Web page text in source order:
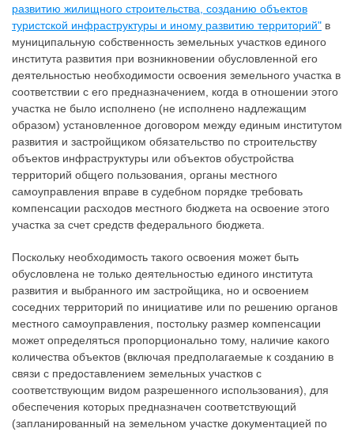
развитию жилищного строительства, созданию объектов
туристской инфраструктуры и иному развитию территорий" в
муниципальную собственность земельных участков единого
института развития при возникновении обусловленной его
деятельностью необходимости освоения земельного участка в
соответствии с его предназначением, когда в отношении этого
участка не было исполнено (не исполнено надлежащим
образом) установленное договором между единым институтом
развития и застройщиком обязательство по строительству
объектов инфраструктуры или объектов обустройства
территорий общего пользования, органы местного
самоуправления вправе в судебном порядке требовать
компенсации расходов местного бюджета на освоение этого
участка за счет средств федерального бюджета.
Поскольку необходимость такого освоения может быть
обусловлена не только деятельностью единого института
развития и выбранного им застройщика, но и освоением
соседних территорий по инициативе или по решению органов
местного самоуправления, постольку размер компенсации
может определяться пропорционально тому, наличие какого
количества объектов (включая предполагаемые к созданию в
связи с предоставлением земельных участков с
соответствующим видом разрешенного использования), для
обеспечения которых предназначен соответствующий
(запланированный на земельном участке документацией по